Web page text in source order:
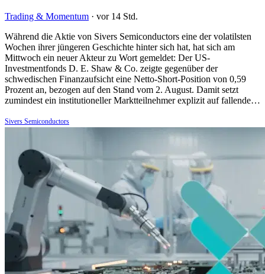
Trading & Momentum · vor 14 Std.
Während die Aktie von Sivers Semiconductors eine der volatilsten
Wochen ihrer jüngeren Geschichte hinter sich hat, hat sich am
Mittwoch ein neuer Akteur zu Wort gemeldet: Der US-
Investmentfonds D. E. Shaw & Co. zeigte gegenüber der
schwedischen Finanzaufsicht eine Netto-Short-Position von 0,59
Prozent an, bezogen auf den Stand vom 2. August. Damit setzt
zumindest ein institutioneller Marktteilnehmer explizit auf fallende…
Sivers Semiconductors